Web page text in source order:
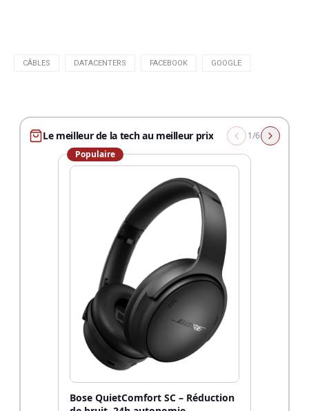
CÂBLES DATACENTERS FACEBOOK GOOGLE